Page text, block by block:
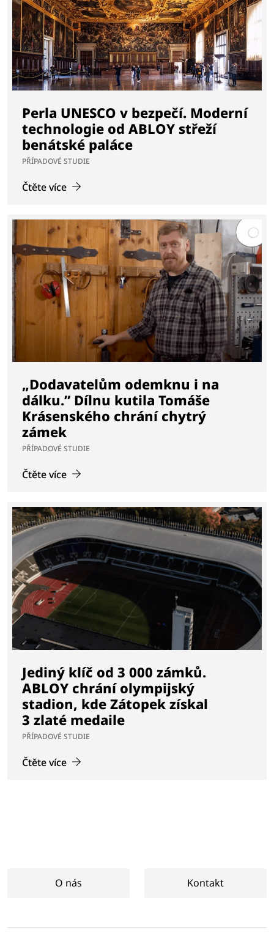
Perla UNESCO v bezpečí. Moderní
technologie od ABLOY střeží
benátské paláce
PŘÍPADOVÉ STUDIE
Čtěte více
„Dodavatelům odemknu i na
dálku.” Dílnu kutila Tomáše
Krásenského chrání chytrý
zámek
PŘÍPADOVÉ STUDIE
Čtěte více
Jediný klíč od 3 000 zámků.
ABLOY chrání olympijský
stadion, kde Zátopek získal
3 zlaté medaile
PŘÍPADOVÉ STUDIE
Čtěte více
O nás Kontakt